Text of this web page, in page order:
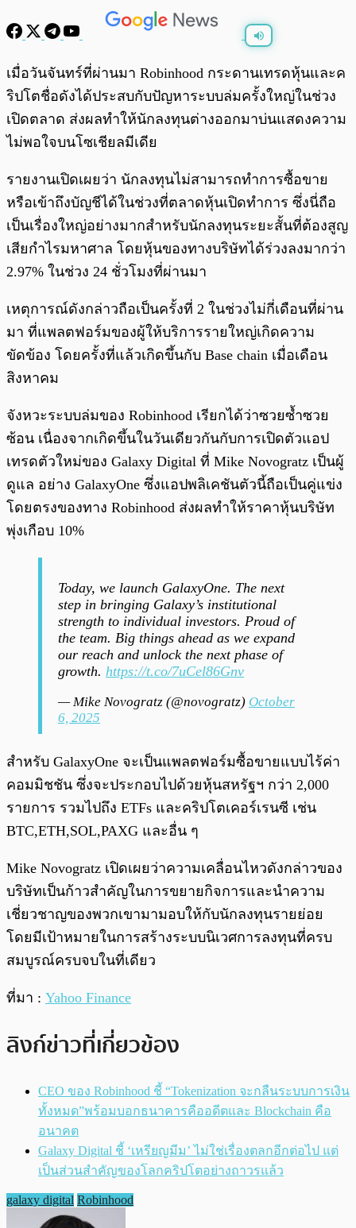
พร้อมเล่น /
เมื่อวันจันทร์ที่ผ่านมา Robinhood กระดานเทรดหุ้นและค
ริปโตชื่อดังได้ประสบกับปัญหาระบบล่มครั้งใหญ่ในช่วง
เปิดตลาด ส่งผลทำให้นักลงทุนต่างออกมาบ่นแสดงความ
ไม่พอใจบนโซเชียลมีเดีย
รายงานเปิดเผยว่า นักลงทุนไม่สามารถทำการซื้อขาย
หรือเข้าถึงบัญชีได้ในช่วงที่ตลาดหุ้นเปิดทำการ ซึ่งนี่ถือ
เป็นเรื่องใหญ่อย่างมากสำหรับนักลงทุนระยะสั้นที่ต้องสูญ
เสียกำไรมหาศาล โดยหุ้นของทางบริษัทได้ร่วงลงมากว่า
2.97% ในช่วง 24 ชั่วโมงที่ผ่านมา
เหตุการณ์ดังกล่าวถือเป็นครั้งที่ 2 ในช่วงไม่กี่เดือนที่ผ่าน
มา ที่แพลตฟอร์มของผู้ให้บริการรายใหญ่เกิดความ
ขัดข้อง โดยครั้งที่แล้วเกิดขึ้นกับ Base chain เมื่อเดือน
สิงหาคม
จังหวะระบบล่มของ Robinhood เรียกได้ว่าซวยซ้ำซวย
ซ้อน เนื่องจากเกิดขึ้นในวันเดียวกันกับการเปิดตัวแอป
เทรดตัวใหม่ของ Galaxy Digital ที่ Mike Novogratz เป็นผู้
ดูแล อย่าง GalaxyOne ซึ่งแอปพลิเคชันตัวนี้ถือเป็นคู่แข่ง
โดยตรงของทาง Robinhood ส่งผลทำให้ราคาหุ้นบริษัท
พุ่งเกือบ 10%
Today, we launch GalaxyOne. The next
step in bringing Galaxy’s institutional
strength to individual investors. Proud of
the team. Big things ahead as we expand
our reach and unlock the next phase of
growth. https://t.co/7uCel86Gnv
— Mike Novogratz (@novogratz) October
6, 2025
สำหรับ GalaxyOne จะเป็นแพลตฟอร์มซื้อขายแบบไร้ค่า
คอมมิชชัน ซึ่งจะประกอบไปด้วยหุ้นสหรัฐฯ กว่า 2,000
รายการ รวมไปถึง ETFs และคริปโตเคอร์เรนซี เช่น
BTC,ETH,SOL,PAXG และอื่น ๆ
Mike Novogratz เปิดเผยว่าความเคลื่อนไหวดังกล่าวของ
บริษัทเป็นก้าวสำคัญในการขยายกิจการและนำความ
เชี่ยวชาญของพวกเขามามอบให้กับนักลงทุนรายย่อย
โดยมีเป้าหมายในการสร้างระบบนิเวศการลงทุนที่ครบ
สมบูรณ์ครบจบในที่เดียว
ที่มา : Yahoo Finance
ลิงก์ข่าวที่เกี่ยวข้อง
CEO ของ Robinhood ชี้ “Tokenization จะกลืนระบบการเงิน
ทั้งหมด”พร้อมบอกธนาคารคืออดีตและ Blockchain คือ
อนาคต
Galaxy Digital ชี้ ‘เหรียญมีม’ ไม่ใช่เรื่องตลกอีกต่อไป แต่
เป็นส่วนสำคัญของโลกคริปโตอย่างถาวรแล้ว
galaxy digital Robinhood